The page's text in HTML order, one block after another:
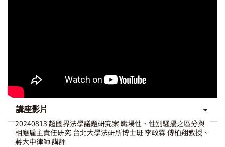
講座影片
20240813 超國界法學議題研究案 職場性、性別騷擾之區分與
相應雇主責任研究 台北大學法研所博士班 李政霖 傅柏翔教授、
蔣大中律師 講評